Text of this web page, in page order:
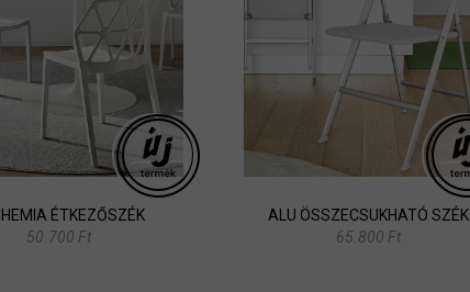
ÉTKEZŐSZÉK
50.700 Ft
ALU ÖSSZECSUKHATÓ SZÉK
65.800 Ft